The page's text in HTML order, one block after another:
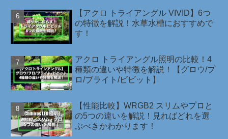
【アクロ トライアングル VIVID】6つ
の特徴を解説！水草水槽におすすめで
す！
アクロ トライアングル照明の比較！4
種類の違いや特徴を解説！【グロウ/プ
ロ/ブライト/ビビット】
【性能比較】WRGB2 スリムやプロと
の5つの違いを解説！見ればどれを選
ぶべきかわかります！